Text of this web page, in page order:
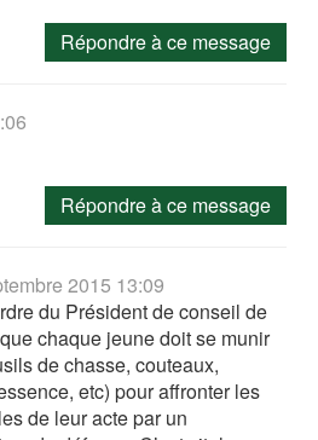
Répondre à ce message
Répondre à ce message
2015 13:09
du Président de conseil de
chaque jeune doit se munir
de chasse, couteaux,
etc) pour affronter les
de leur acte par un